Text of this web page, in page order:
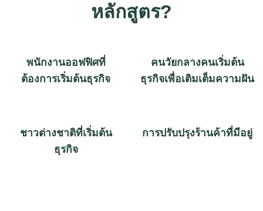
หลักสูตร?
พนักงานออฟฟิศที่
ต้องการเริ่มต้นธุรกิจ
คนวัยกลางคนเริ่มต้น
ธุรกิจเพื่อเติมเต็มความฝัน
ชาวต่างชาติที่เริ่มต้น
ธุรกิจ
การปรับปรุงร้านค้าที่มีอยู่